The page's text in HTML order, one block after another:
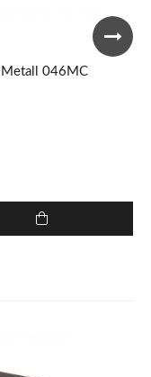
Metall 046MC